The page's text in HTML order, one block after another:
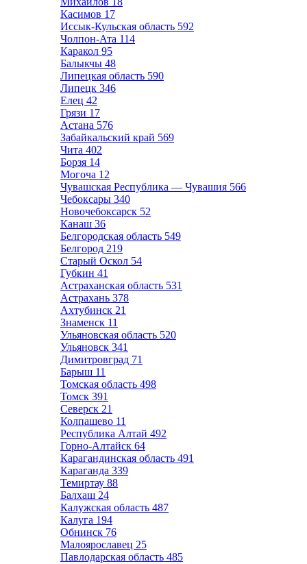
Касимов 17
Иссык-Кульская область 592
Чолпон-Ата 114
Каракол 95
Балыкчы 48
Липецкая область 590
Липецк 346
Елец 42
Грязи 17
Астана 576
Забайкальский край 569
Чита 402
Борзя 14
Могоча 12
Чувашская Республика — Чувашия 566
Чебоксары 340
Новочебоксарск 52
Канаш 36
Белгородская область 549
Белгород 219
Старый Оскол 54
Губкин 41
Астраханская область 531
Астрахань 378
Ахтубинск 21
Знаменск 11
Ульяновская область 520
Ульяновск 341
Димитровград 71
Барыш 11
Томская область 498
Томск 391
Северск 21
Колпашево 11
Республика Алтай 492
Горно-Алтайск 64
Карагандинская область 491
Караганда 339
Темиртау 88
Балхаш 24
Калужская область 487
Калуга 194
Обнинск 76
Малоярославец 25
Павлодарская область 485